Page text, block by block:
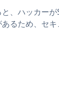
、ハッカー
るため、セ